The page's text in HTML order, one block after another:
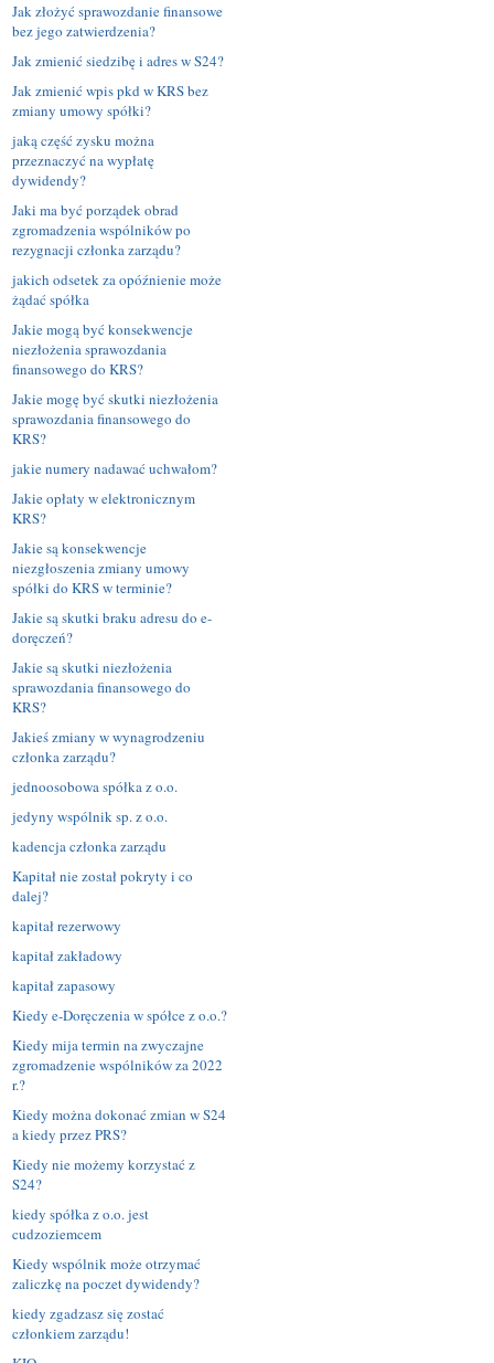
Jak złożyć sprawozdanie finansowe
bez jego zatwierdzenia?
Jak zmienić siedzibę i adres w S24?
Jak zmienić wpis pkd w KRS bez
zmiany umowy spółki?
jaką część zysku można
przeznaczyć na wypłatę
dywidendy?
Jaki ma być porządek obrad
zgromadzenia wspólników po
rezygnacji członka zarządu?
jakich odsetek za opóźnienie może
żądać spółka
Jakie mogą być konsekwencje
niezłożenia sprawozdania
finansowego do KRS?
Jakie mogę być skutki niezłożenia
sprawozdania finansowego do
KRS?
jakie numery nadawać uchwałom?
Jakie opłaty w elektronicznym
KRS?
Jakie są konsekwencje
niezgłoszenia zmiany umowy
spółki do KRS w terminie?
Jakie są skutki braku adresu do e-
doręczeń?
Jakie są skutki niezłożenia
sprawozdania finansowego do
KRS?
Jakieś zmiany w wynagrodzeniu
członka zarządu?
jednoosobowa spółka z o.o.
jedyny wspólnik sp. z o.o.
kadencja członka zarządu
Kapitał nie został pokryty i co
dalej?
kapitał rezerwowy
kapitał zakładowy
kapitał zapasowy
Kiedy e-Doręczenia w spółce z o.o.?
Kiedy mija termin na zwyczajne
zgromadzenie wspólników za 2022
r.?
Kiedy można dokonać zmian w S24
a kiedy przez PRS?
Kiedy nie możemy korzystać z
S24?
kiedy spółka z o.o. jest
cudzoziemcem
Kiedy wspólnik może otrzymać
zaliczkę na poczet dywidendy?
kiedy zgadzasz się zostać
członkiem zarządu!